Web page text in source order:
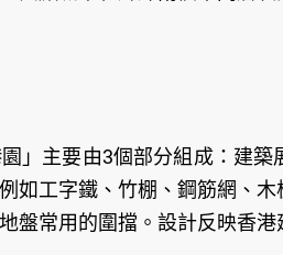
」主要由3個部分組成：建
如工字鐵、竹棚、鋼筋網、
盤常用的圍擋。設計反映香